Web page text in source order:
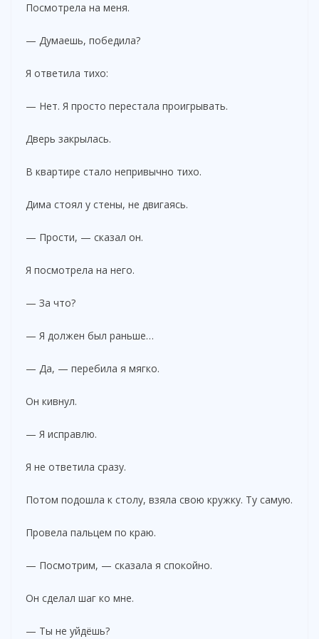
Посмотрела на меня.
— Думаешь, победила?
Я ответила тихо:
— Нет. Я просто перестала проигрывать.
Дверь закрылась.
В квартире стало непривычно тихо.
Дима стоял у стены, не двигаясь.
— Прости, — сказал он.
Я посмотрела на него.
— За что?
— Я должен был раньше…
— Да, — перебила я мягко.
Он кивнул.
— Я исправлю.
Я не ответила сразу.
Потом подошла к столу, взяла свою кружку. Ту самую.
Провела пальцем по краю.
— Посмотрим, — сказала я спокойно.
Он сделал шаг ко мне.
— Ты не уйдёшь?